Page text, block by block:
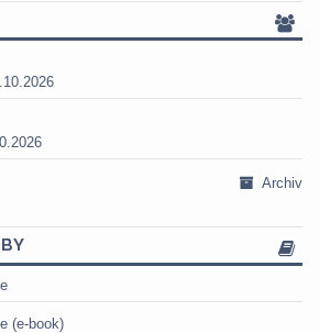
Archiv
(e-book)